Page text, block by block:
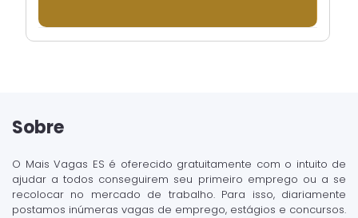
Sobre
O Mais Vagas ES é oferecido gratuitamente com o intuito de
ajudar a todos conseguirem seu primeiro emprego ou a se
recolocar no mercado de trabalho. Para isso, diariamente
postamos inúmeras vagas de emprego, estágios e concursos.